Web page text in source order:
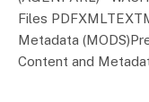
Files
Metadata
Content and